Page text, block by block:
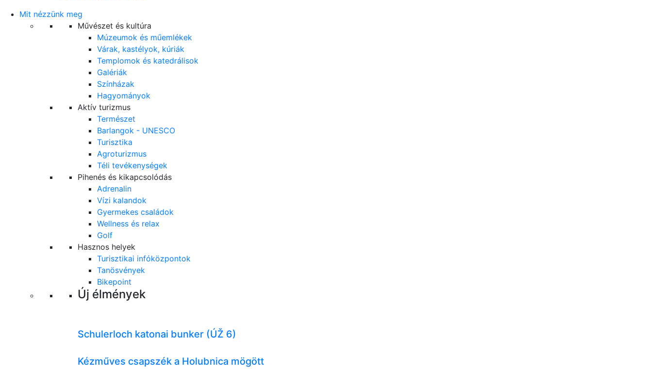
Mit nézzünk meg
Művészet és kultúra
Múzeumok és műemlékek
Várak, kastélyok, kúriák
Templomok és katedrálisok
Galériák
Színházak
Hagyományok
Aktív turizmus
Természet
Barlangok - UNESCO
Turisztika
Agroturizmus
Téli tevékenységek
Pihenés és kikapcsolódás
Adrenalin
Vízi kalandok
Gyermekes családok
Wellness és relax
Golf
Hasznos helyek
Turisztikai infóközpontok
Tanösvények
Bikepoint
Új élmények
Schulerloch katonai bunker (ÚŽ 6)
Kézműves csapszék a Holubnica mögött